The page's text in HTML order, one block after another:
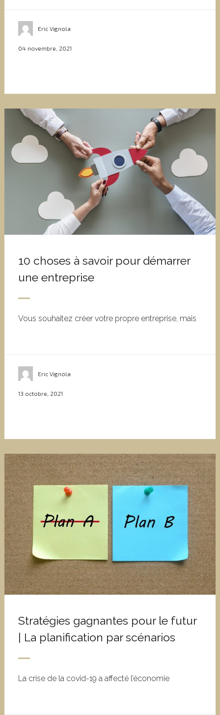
Eric Vignola
04 novembre, 2021
10 choses à savoir pour démarrer
une entreprise
Vous souhaitez créer votre propre entreprise, mais
Eric Vignola
13 octobre, 2021
Stratégies gagnantes pour le futur
| La planification par scénarios
La crise de la covid-19 a affecté l’économie